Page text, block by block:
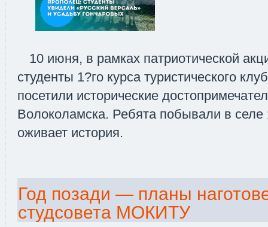
10 июня, в рамках патриотической
студенты 1?го курса туристического
посетили исторические
Волоколамска. Ребята побывали в
оживает история.
Год позади — планы
студсовета МОКИТУ